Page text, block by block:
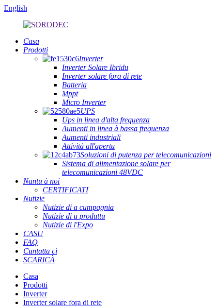
English
Casa
Prodotti
Inverter
Inverter Solare Ibridu
Inverter solare fora di rete
Batteria
Mppt
Micro Inverter
UPS
Ups in linea d'alta frequenza
Aumenti in linea à bassa frequenza
Aumenti industriali
Attività all'apertu
Soluzioni di putenza per telecomunicazioni
Sistema di alimentazione solare per
telecomunicazioni 48VDC
Nantu à noi
CERTIFICATI
Nutizie
Nutizie di a cumpagnia
Nutizie di u produttu
Nutizie di l'Expo
CASU
FAQ
Cuntatta ci
SCARICÀ
Casa
Prodotti
Inverter
Inverter solare fora di rete